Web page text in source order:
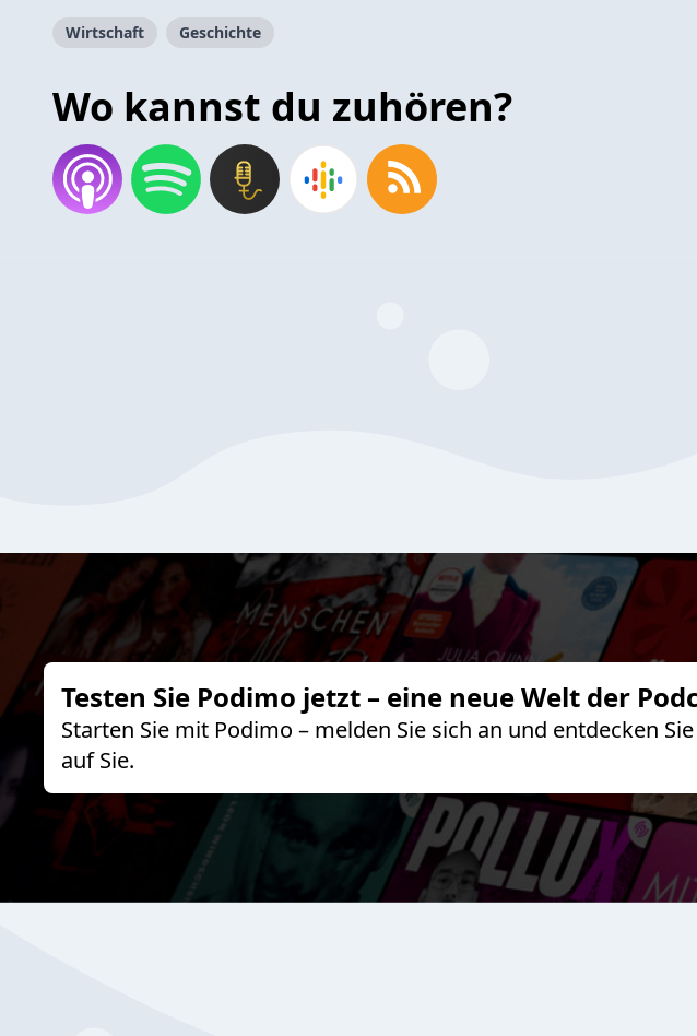
Wirtschaft Geschichte
Wo kannst du zuhören?
Testen Sie Podimo jetzt – eine neue Welt der
Starten Sie mit Podimo – melden Sie sich an und entdecken
auf Sie.